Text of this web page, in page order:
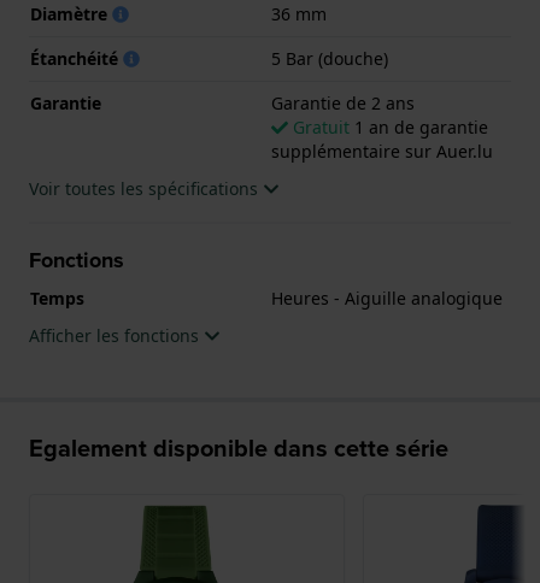
Diamètre
36 mm
Étanchéité
5 Bar (douche)
Garantie
Garantie de 2 ans
Gratuit 1 an de garantie
supplémentaire sur Auer.lu
Voir toutes les spécifications
Fonctions
Temps
Heures - Aiguille analogique
Afficher les fonctions
Egalement disponible dans cette série